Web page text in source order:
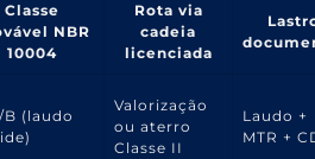
Classe
NBR
10004
Rota via
cadeia
licenciada
B (laudo
Valorização
ou aterro
Classe II
Laudo +
MTR +